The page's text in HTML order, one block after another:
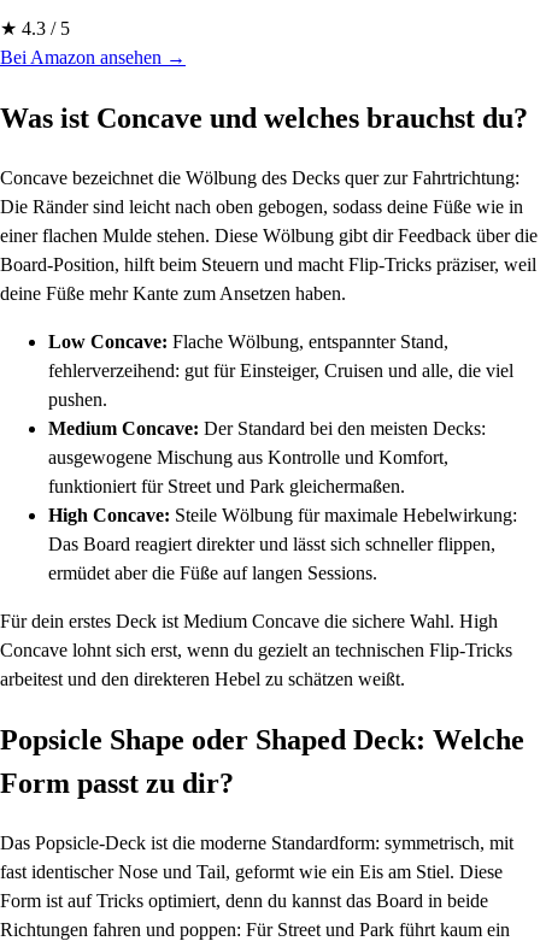
★ 4.3 / 5
Bei Amazon ansehen →
Was ist Concave und welches brauchst du?
Concave bezeichnet die Wölbung des Decks quer zur Fahrtrichtung:
Die Ränder sind leicht nach oben gebogen, sodass deine Füße wie in
einer flachen Mulde stehen. Diese Wölbung gibt dir Feedback über die
Board-Position, hilft beim Steuern und macht Flip-Tricks präziser, weil
deine Füße mehr Kante zum Ansetzen haben.
Low Concave: Flache Wölbung, entspannter Stand,
fehlerverzeihend: gut für Einsteiger, Cruisen und alle, die viel
pushen.
Medium Concave: Der Standard bei den meisten Decks:
ausgewogene Mischung aus Kontrolle und Komfort,
funktioniert für Street und Park gleichermaßen.
High Concave: Steile Wölbung für maximale Hebelwirkung:
Das Board reagiert direkter und lässt sich schneller flippen,
ermüdet aber die Füße auf langen Sessions.
Für dein erstes Deck ist Medium Concave die sichere Wahl. High
Concave lohnt sich erst, wenn du gezielt an technischen Flip-Tricks
arbeitest und den direkteren Hebel zu schätzen weißt.
Popsicle Shape oder Shaped Deck: Welche
Form passt zu dir?
Das Popsicle-Deck ist die moderne Standardform: symmetrisch, mit
fast identischer Nose und Tail, geformt wie ein Eis am Stiel. Diese
Form ist auf Tricks optimiert, denn du kannst das Board in beide
Richtungen fahren und poppen: Für Street und Park führt kaum ein